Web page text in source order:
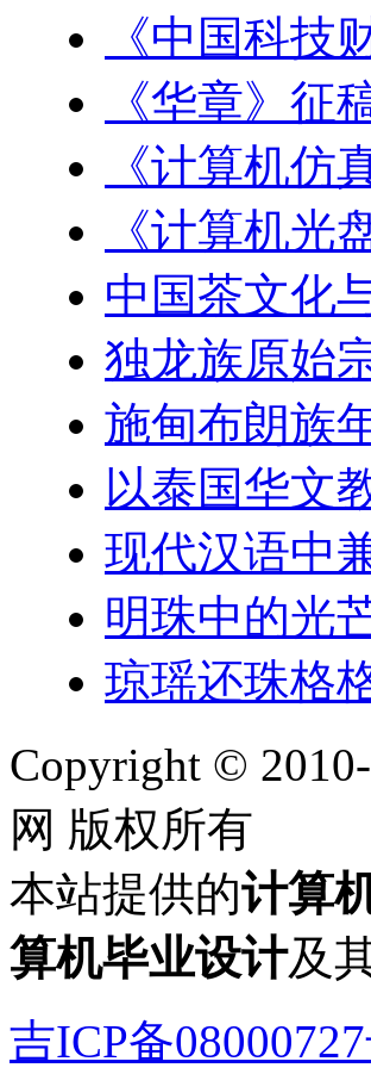
《中国科技
《华章》征
《计算机仿
《计算机光
中国茶文化
独龙族原始
施甸布朗族
以泰国华文
现代汉语中
明珠中的光
琼瑶还珠格
Copyright ©
网 版权所有
本站提供的计算
算机毕业设计及
吉ICP备